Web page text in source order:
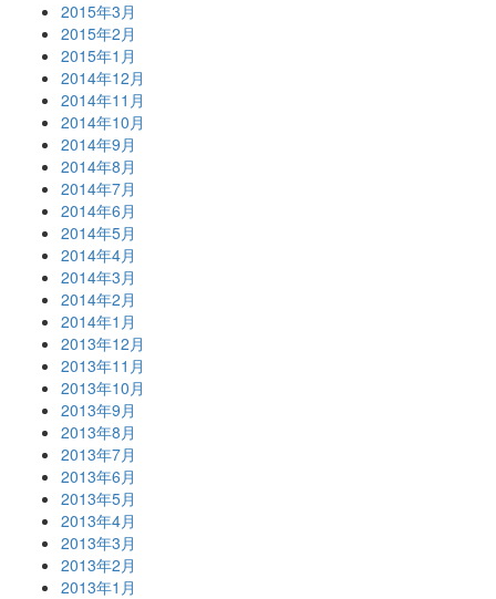
2015年3月
2015年2月
2015年1月
2014年12月
2014年11月
2014年10月
2014年9月
2014年8月
2014年7月
2014年6月
2014年5月
2014年4月
2014年3月
2014年2月
2014年1月
2013年12月
2013年11月
2013年10月
2013年9月
2013年8月
2013年7月
2013年6月
2013年5月
2013年4月
2013年3月
2013年2月
2013年1月